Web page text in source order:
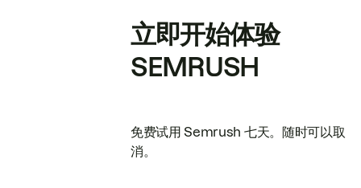
立即开始体验
SEMRUSH
免费试用 Semrush 七天。随时可以取
消。